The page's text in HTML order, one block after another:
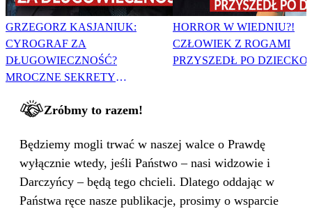
GRZEGORZ KASJANIUK:
CYROGRAF ZA
DŁUGOWIECZNOŚĆ?
MROCZNE SEKRETY
HORROR W WIEDNIU?!
CZŁOWIEK Z ROGAMI
PRZYSZEDŁ PO DZIECKO
Zróbmy to razem!
Będziemy mogli trwać w naszej walce o Prawdę
wyłącznie wtedy, jeśli Państwo – nasi widzowie i
Darczyńcy – będą tego chcieli. Dlatego oddając w
Państwa ręce nasze publikacje, prosimy o wsparcie